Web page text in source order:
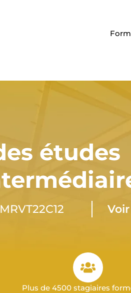
études
Plus de 4500 stagiaires